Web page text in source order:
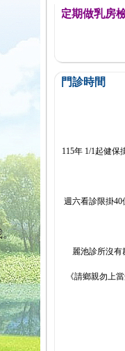
。
,提醒您定期做乳房檢查!
門診時間
115年 1/1起健保
週六看診限掛40
麗池診所沒有
《請鄉親勿上當